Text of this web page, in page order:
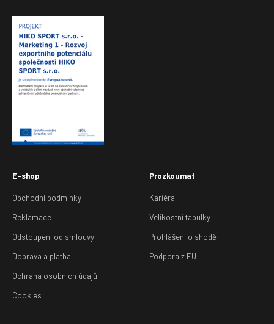
E-shop
Obchodní podmínky
Reklamace
Odstoupení od smlouvy
Doprava a platba
Ochrana osobních údajů
Cookies
Prozkoumat
Kariéra
Velikostní tabulky
Prohlášení o shodě
Podpora z EU